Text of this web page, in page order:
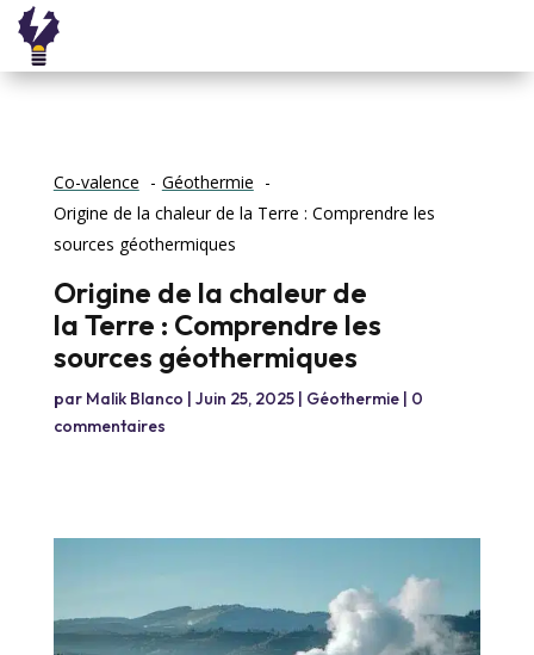
Co-valence
Géothermie
Origine de la chaleur de la Terre : Comprendre les
sources géothermiques
Origine de la chaleur de
la Terre : Comprendre les
sources géothermiques
par Malik Blanco | Juin 25, 2025| Géothermie| 0
commentaires